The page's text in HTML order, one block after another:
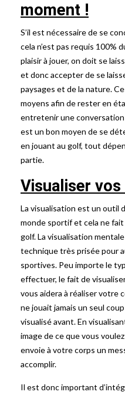
moment !
S’il est nécessaire de se
cela n’est pas requis 100%
plaisir à jouer, on doit se
et donc accepter de se
paysages et de la nature.
moyens afin de rester en
entretenir une
est un bon moyen de se
en jouant au golf, tout
partie.
Visualiser vos
La visualisation est un outil
monde sportif et cela ne
golf. La visualisation
technique très prisée pour
sportives. Peu importe le
effectuer, le fait de
vous aidera à réaliser votre
ne jouait jamais un seul
visualisé avant. En
image de ce que vous
envoie à votre corps un
accomplir.
Il est donc important